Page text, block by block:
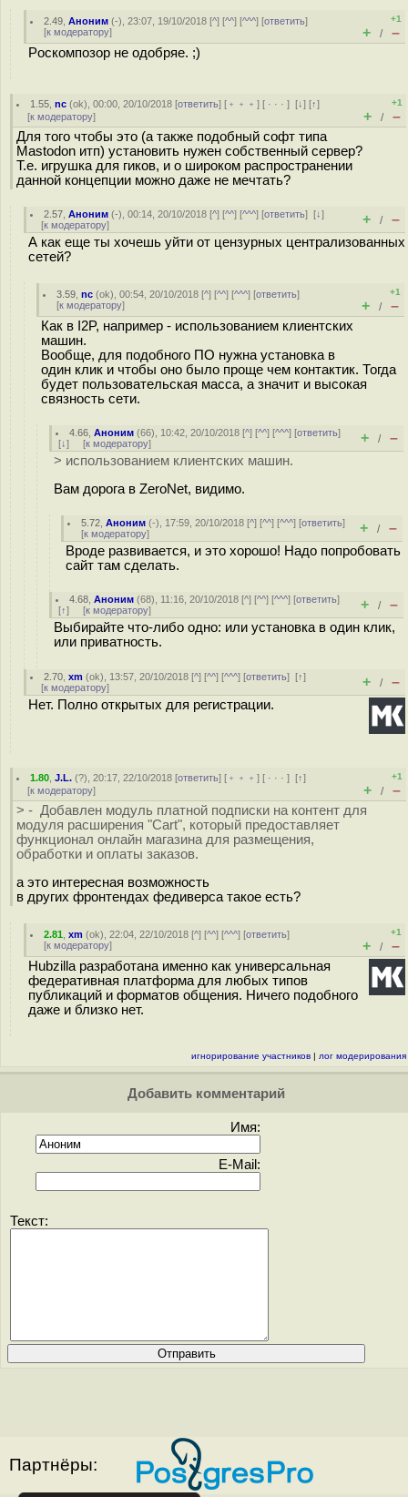
2.49 ,Аноним (-), 23:07, 19/10/2018 [^] [^^] [^^^] [ответить]
[к модератору]
+1
+ / –
Pocкомпoзор не одобряе. ;)
1.55 ,nc (ok), 00:00, 20/10/2018 [ответить] [ ﹢﹢﹢] [ · · ·][↓] [↑]
[к модератору]
+1
+ / –
Для того чтобы это (а также подобный софт типа
Mastodon итп) установить нужен собственный сервер?
Т.е. игрушка для гиков, и о широком распространении
данной концепции можно даже не мечтать?
2.57 ,Аноним (-), 00:14, 20/10/2018 [^] [^^] [^^^] [ответить][↓]
[к модератору] + / –
А как еще ты хочешь уйти от цензурных централизованных
сетей?
3.59 ,nc (ok), 00:54, 20/10/2018 [^] [^^] [^^^] [ответить]
[к модератору]
+1
+ / –
Как в I2P, например - использованием клиентских
машин.
Вообще, для подобного ПО нужна установка в
один клик и чтобы оно было проще чем контактик. Тогда
будет пользовательская масса, а значит и высокая
связность сети.
4.66 ,Аноним (66), 10:42, 20/10/2018 [^] [^^] [^^^] [ответить]
[↓] [к модератору] + / –
> использованием клиентских машин.
Вам дорога в ZeroNet, видимо.
5.72 ,Аноним (-), 17:59, 20/10/2018 [^] [^^] [^^^] [ответить]
[к модератору] + / –
Вроде развивается, и это хорошо! Надо попробовать
сайт там сделать.
4.68 ,Аноним (68), 11:16, 20/10/2018 [^] [^^] [^^^] [ответить]
[↑] [к модератору] + / –
Выбирайте что-либо одно: или установка в один клик,
или приватность.
2.70 ,xm (ok), 13:57, 20/10/2018 [^] [^^] [^^^] [ответить][↑]
[к модератору] + / –
Нет. Полно открытых для регистрации.
1.80 ,J.L. (?), 20:17, 22/10/2018 [ответить] [ ﹢﹢﹢] [ · · ·][↑]
[к модератору]
+1
+ / –
> - Добавлен модуль платной подписки на контент для
модуля расширения "Cart", который предоставляет
функционал онлайн магазина для размещения,
обработки и оплаты заказов.
а это интересная возможность
в других фронтендах федиверса такое есть?
2.81 ,xm (ok), 22:04, 22/10/2018 [^] [^^] [^^^] [ответить]
[к модератору]
+1
+ / –
Hubzilla разработана именно как универсальная
федеративная платформа для любых типов
публикаций и форматов общения. Ничего подобного
даже и близко нет.
игнорирование участников | лог модерирования
Добавить комментарий
Имя:
E-Mail:
Текст:
Партнёры: